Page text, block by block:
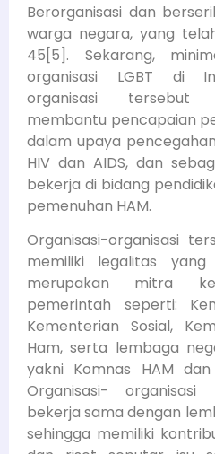
Berorganisasi dan
warga negara, yang
45[5]. Sekarang,
organisasi LGBT di
organisasi tersebut
membantu pencapaian
dalam upaya
HIV dan AIDS, dan
bekerja di bidang
pemenuhan HAM.
Organisasi-organisasi
memiliki legalitas
merupakan mitra
pemerintah seperti:
Kementerian Sosial,
Ham, serta lembaga
yakni Komnas HAM
Organisasi-
bekerja sama dengan
sehingga memiliki